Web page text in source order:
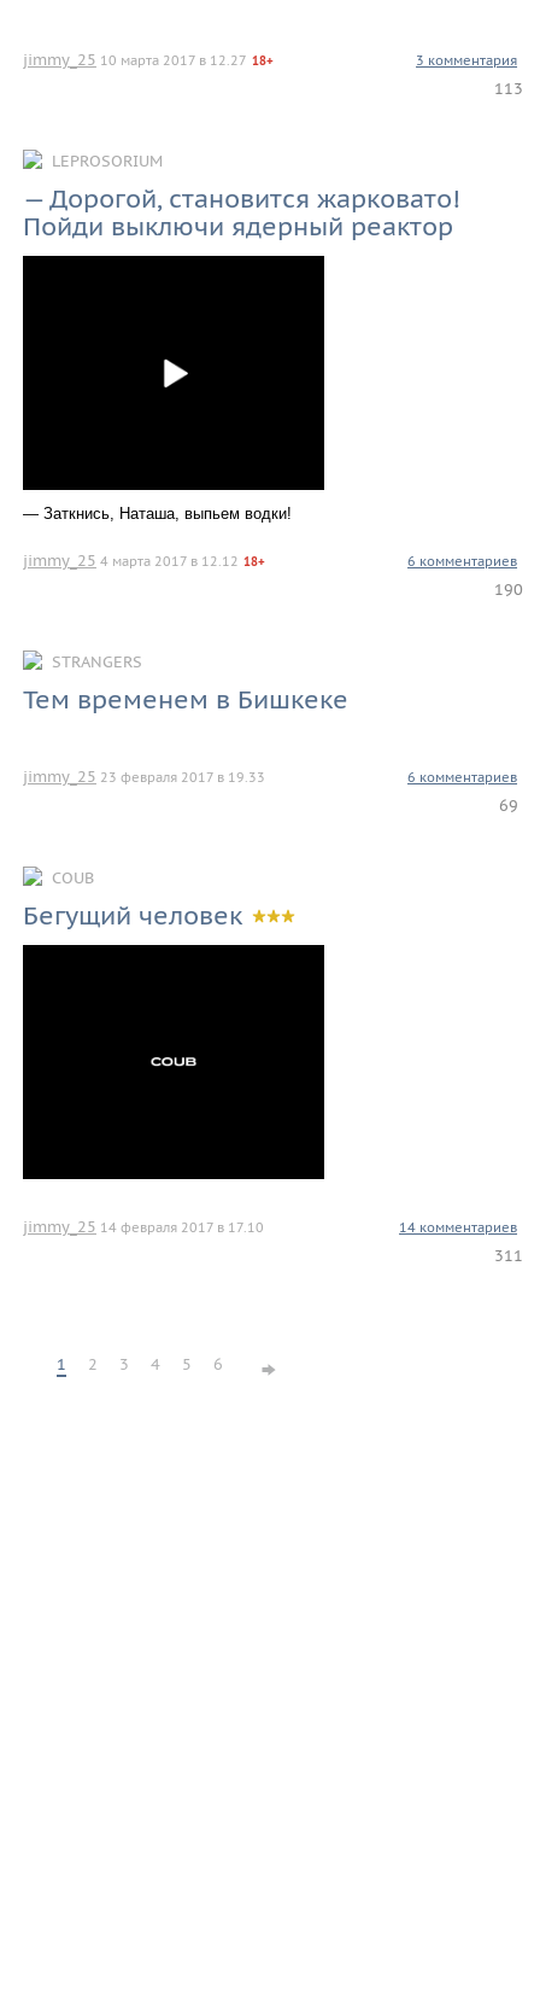
jimmy_25 10 марта 2017 в 12.27 18+ 3 комментария
113
LEPROSORIUM
— Дорогой, становится жарковато!
Пойди выключи ядерный реактор
— Заткнись, Наташа, выпьем водки!
jimmy_25 4 марта 2017 в 12.12 18+ 6 комментариев
190
STRANGERS
Тем временем в Бишкеке
jimmy_25 23 февраля 2017 в 19.33 6 комментариев
69
COUB
Бегущий человек
jimmy_25 14 февраля 2017 в 17.10 14 комментариев
311
1 2 3 4 5 6